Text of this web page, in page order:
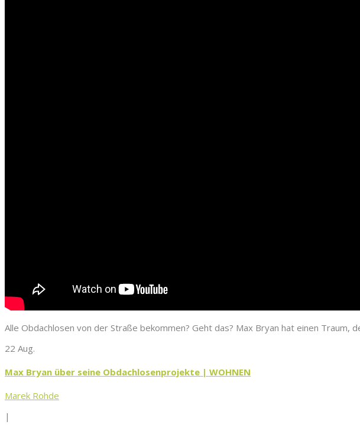
Alle Obdachlosen von der Straße bekommen? Geht das? Max Bryan hat einen Traum,
22 Aug.
Max Bryan über seine Obdachlosenprojekte | WOHNEN
Marek Rohde
|